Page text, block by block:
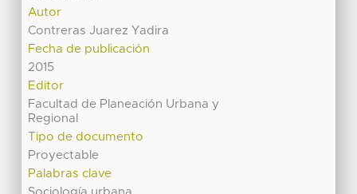
Autor
Contreras Juarez Yadira
Fecha de publicación
2015
Editor
Facultad de Planeación Urbana y
Regional
Tipo de documento
Proyectable
Palabras clave